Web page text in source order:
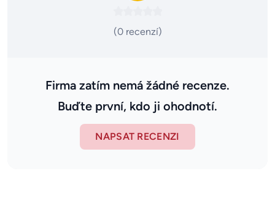
(0 recenzí)
Firma zatím nemá žádné recenze.
Buďte první, kdo ji ohodnotí.
NAPSAT RECENZI